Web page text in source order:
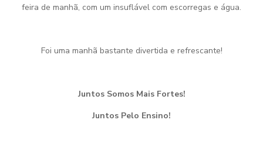
feira de manhã, com um insuflável com escorregas e água.
Foi uma manhã bastante divertida e refrescante!
Juntos Somos Mais Fortes!
Juntos Pelo Ensino!